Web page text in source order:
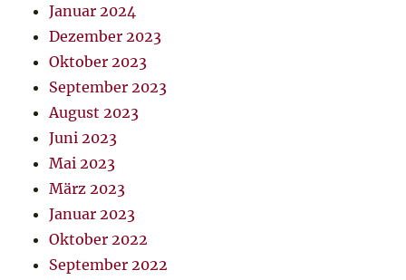
Januar 2024
Dezember 2023
Oktober 2023
September 2023
August 2023
Juni 2023
Mai 2023
März 2023
Januar 2023
Oktober 2022
September 2022